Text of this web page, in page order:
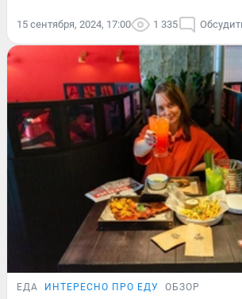
15 сентября, 2024, 17:00 1 335
ЕДА ИНТЕРЕСНО ПРО ЕДУ ОБЗОР